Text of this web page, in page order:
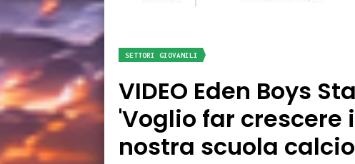
SETTORI GIOVANILI
VIDEO Eden Boys
'Voglio far crescere
nostra scuola